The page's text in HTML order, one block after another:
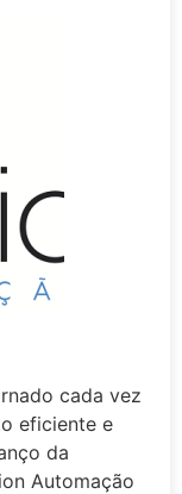
cada vez
eficiente e
da
Automação